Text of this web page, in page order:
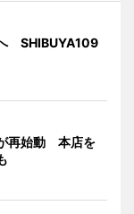
へ SHIBUYA109
再始動 本店を